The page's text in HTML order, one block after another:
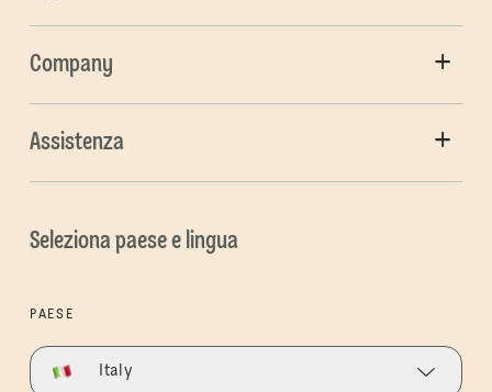
Company
Assistenza
Seleziona paese e lingua
PAESE
Italy